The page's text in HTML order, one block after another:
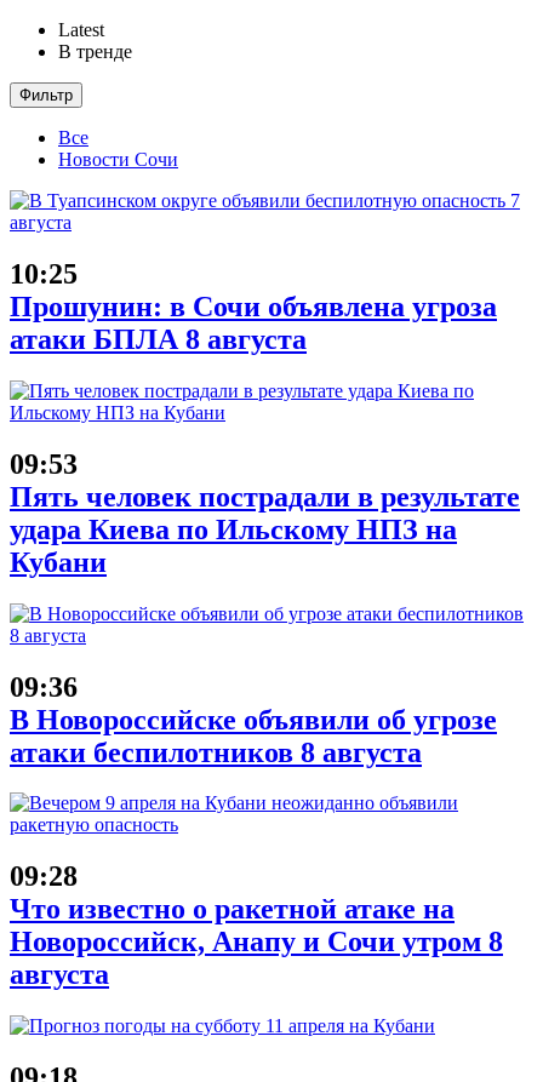
Latest
В тренде
Фильтр
Все
Новости Сочи
10:25
Прошунин: в Сочи объявлена угроза
атаки БПЛА 8 августа
09:53
Пять человек пострадали в результате
удара Киева по Ильскому НПЗ на
Кубани
09:36
В Новороссийске объявили об угрозе
атаки беспилотников 8 августа
09:28
Что известно о ракетной атаке на
Новороссийск, Анапу и Сочи утром 8
августа